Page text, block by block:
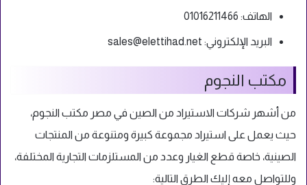
الهاتف: 01016211466
البريد الإلكتروني: sales@elettihad.net
مكتب النجوم
من أشهر شركات الاستيراد من الصين في مصر مكتب النجوم،
حيث يعمل على استيراد مجموعة كبيرة ومتنوعة من المنتجات
الصينية، خاصة قطع الغيار وعدد من المستلزمات التجارية المختلفة،
وللتواصل معه إليك الطرق التالية: